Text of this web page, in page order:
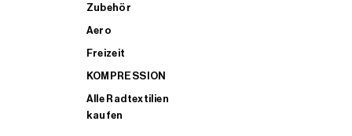
Zubehör
Aero
Freizeit
KOMPRESSION
Alle Radtextilien
kaufen